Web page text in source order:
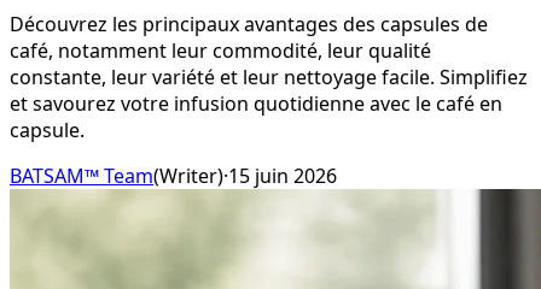
Découvrez les principaux avantages des capsules de
café, notamment leur commodité, leur qualité
constante, leur variété et leur nettoyage facile. Simplifiez
et savourez votre infusion quotidienne avec le café en
capsule.
BATSAM™ Team(Writer)·15 juin 2026